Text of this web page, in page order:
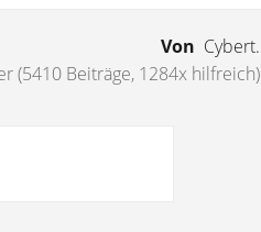
Von Cybert.
(5410 Beiträge, 1284x hilfreich)